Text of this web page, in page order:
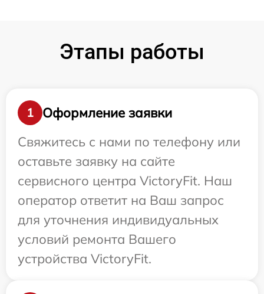
Этапы работы
1
Оформление заявки
Свяжитесь с нами по телефону или
оставьте заявку на сайте
сервисного центра VictoryFit. Наш
оператор ответит на Ваш запрос
для уточнения индивидуальных
условий ремонта Вашего
устройства VictoryFit.